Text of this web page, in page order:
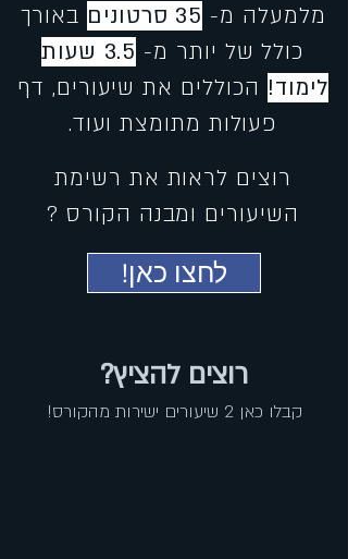
מלמעלה מ- 35 סרטונים
באורך
כולל של יותר מ-
3.5 שעות
לימוד! הכוללים את שיעורים, דף
פעולות מתומצת ועוד.
רוצים לראות את רשימת
השיעורים ומבנה הקורס ?
!לחצו כאן
רוצים להציץ?
קבלו כאן 2 שיעורים ישירות מהקורס!